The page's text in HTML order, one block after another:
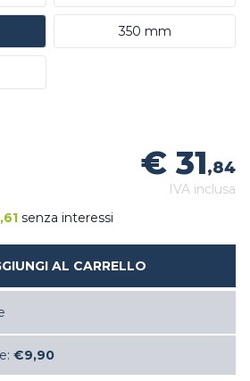
350 mm
€ 31,84
IVA inclusa
senza interessi
AL CARRELLO
€9,90